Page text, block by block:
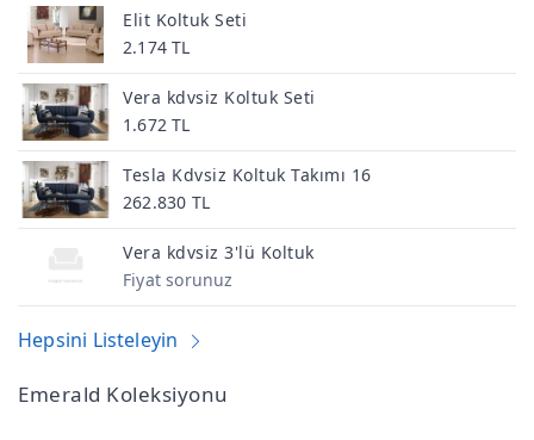
Elit Koltuk Seti
2.174 TL
Vera kdvsiz Koltuk Seti
1.672 TL
Tesla Kdvsiz Koltuk Takımı 16
262.830 TL
Vera kdvsiz 3'lü Koltuk
Fiyat sorunuz
Hepsini Listeleyin
Emerald Koleksiyonu